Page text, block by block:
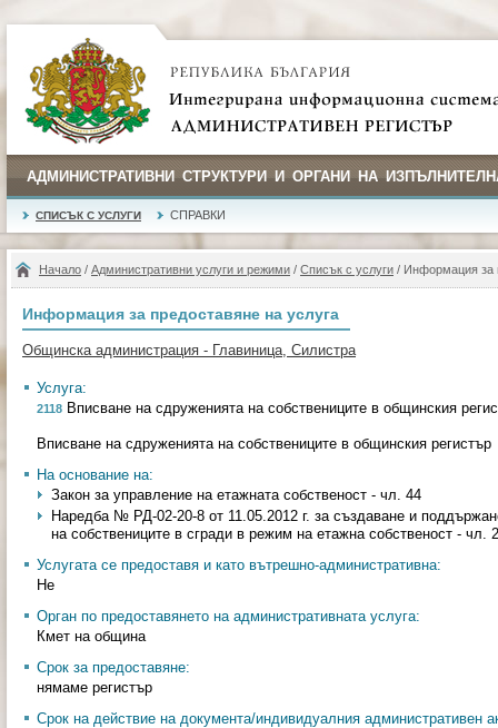
АДМИНИСТРАТИВНИ СТРУКТУРИ И ОРГАНИ НА
СПИСЪК С УСЛУГИ СПРАВКИ
Начало / Административни услуги и режими / Списък с услуги / Информация за
Информация за предоставяне на услуга
Общинска администрация - Главиница, Силистра
Услуга:
2118 Вписване на сдруженията на собствениците в общинския
Вписване на сдруженията на собствениците в общинския регистър
На основание на:
Закон за управление на етажната собственост - чл. 44
Наредба № РД-02-20-8 от 11.05.2012 г. за създаване и
на собствениците в сгради в режим на етажна собственост - чл. 2
Услугата се предоставя и като вътрешно-административна:
Не
Орган по предоставянето на административната услуга:
Кмет на община
Срок за предоставяне:
нямаме регистър
Срок на действие на документа/индивидуалния административен